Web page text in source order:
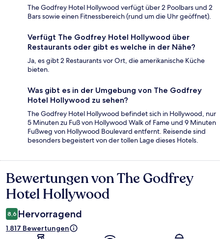
The Godfrey Hotel Hollywood verfügt über 2 Poolbars und 2
Bars sowie einen Fitnessbereich (rund um die Uhr geöffnet).
Verfügt The Godfrey Hotel Hollywood über
Restaurants oder gibt es welche in der Nähe?
Ja, es gibt 2 Restaurants vor Ort, die amerikanische Küche
bieten.
Was gibt es in der Umgebung von The Godfrey
Hotel Hollywood zu sehen?
The Godfrey Hotel Hollywood befindet sich in Hollywood, nur
5 Minuten zu Fuß von Hollywood Walk of Fame und 9 Minuten
Fußweg von Hollywood Boulevard entfernt. Reisende sind
besonders begeistert von der tollen Lage dieses Hotels.
Bewertungen
Bewertungen von The Godfrey
Hotel Hollywood
8,6 Hervorragend
1.817 Bewertungen